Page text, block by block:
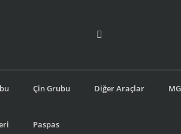
Çin Grubu Diğer Araçlar MG
Paspas